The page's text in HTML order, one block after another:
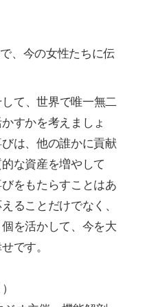
、今の女性たちに伝
て、世界で唯一無二
すかを考えましょ
は、他の誰かに貢献
な資産を増やして
をもたらすことはあ
ることだけでなく、
を活かして、今を大
です。